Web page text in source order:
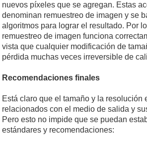
nuevos píxeles que se agregan. Estas
denominan remuestreo de imagen y se
algoritmos para lograr el resultado. Por
remuestreo de imagen funciona
vista que cualquier modificación de
pérdida muchas veces irreversible de
Recomendaciones finales
Está claro que el tamaño y la resolución
relacionados con el medio de salida y
Pero esto no impide que se puedan
estándares y recomendaciones: